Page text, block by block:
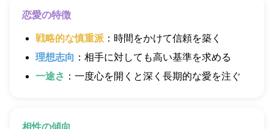
恋愛の特徴
戦略的な慎重派：時間をかけて信頼を築く
理想志向 ：相手に対しても高い基準を求める
一途さ ：一度心を開くと深く長期的な愛を注ぐ